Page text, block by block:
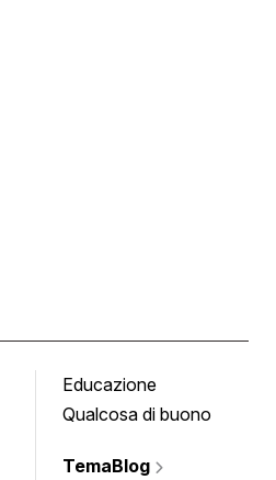
Educazione
Qualcosa di buono
TemaBlog